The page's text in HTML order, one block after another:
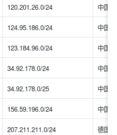
120.201.26.0/24 中国
124.95.186.0/24 中国
123.184.96.0/24 中国
34.92.178.0/24 中国
34.92.178.0/25 中国
156.59.196.0/24 中国
207.211.211.0/24 德国